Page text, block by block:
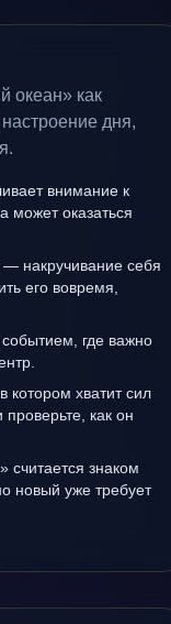
океан» как
дня,
внимание к
может оказаться
накручивание себя
его вовремя,
где важно
котором хватит сил
как он
считается знаком
новый уже требует